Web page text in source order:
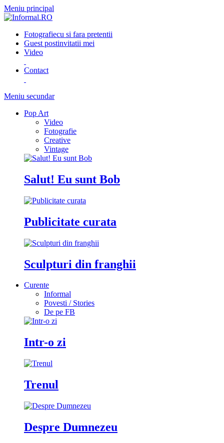
Meniu principal
Fotografiecu si fara pretentii
Guest postinvitatii mei
Video
Contact
Meniu secundar
Pop Art
Video
Fotografie
Creative
Vintage
Salut! Eu sunt Bob
Publicitate curata
Sculpturi din franghii
Curente
Informal
Povesti / Stories
De pe FB
Intr-o zi
Trenul
Despre Dumnezeu